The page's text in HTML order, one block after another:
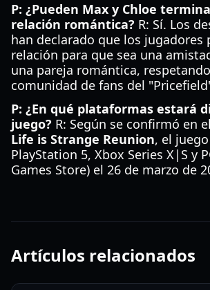
P: ¿Pueden Max y Chloe
relación romántica? R: Sí. Los
han declarado que los jugadores
relación para que sea una
una pareja romántica,
comunidad de fans del
P: ¿En qué plataformas estará
juego? R: Según se confirmó en el
Life is Strange Reunion, el
PlayStation 5, Xbox Series X|S y
Games Store) el 26 de marzo de
Artículos relacionados